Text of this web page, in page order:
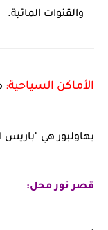
والقنوات المائية.
الأماكن السياحية:
بهاولبور هي
قصر نور محل: